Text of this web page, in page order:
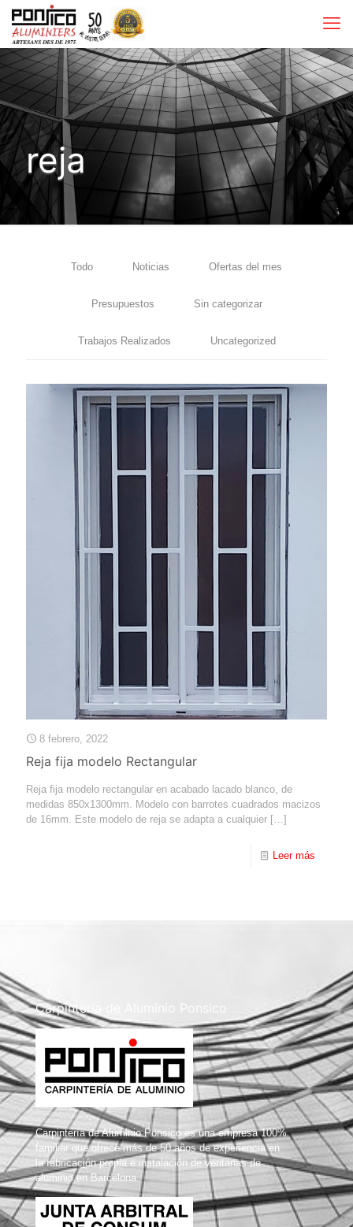
reja
Todo Noticias Ofertas del mes
Presupuestos Sin categorizar
Trabajos Realizados Uncategorized
8 febrero, 2022
Reja fija modelo Rectangular
Reja fija modelo rectangular en acabado lacado blanco, de
medidas 850x1300mm. Modelo con barrotes cuadrados macizos
de 16mm. Este modelo de reja se adapta a cualquier […]
Leer más
Carpintería de Aluminio Ponsico
Carpintería de Aluminio Ponsico es una empresa 100%
familiar que ofrece más de 50 años de experiencia en
la fabricación propia e instalación de ventanas de
aluminio en Barcelona.